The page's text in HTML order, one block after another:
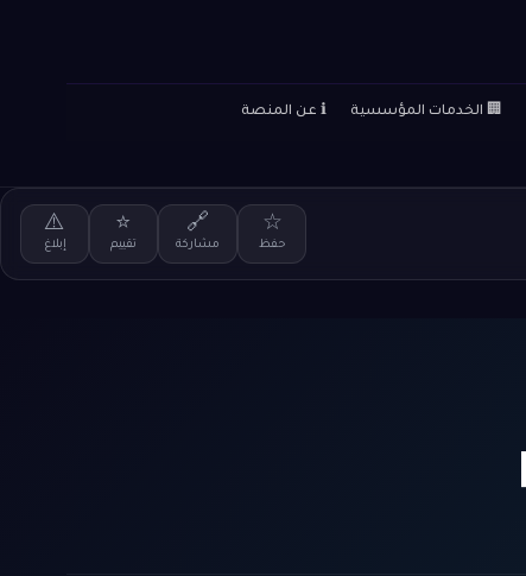
🏢 الخدمات المؤسسية ℹ️ عن المنصة
☆
حفظ
🔗
مشاركة
⭐
تقييم
⚠️
إبلاغ